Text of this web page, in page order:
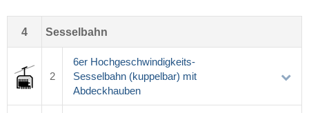
4 Sesselbahn
2
6er Hochgeschwindigkeits-
Sesselbahn (kuppelbar) mit
Abdeckhauben